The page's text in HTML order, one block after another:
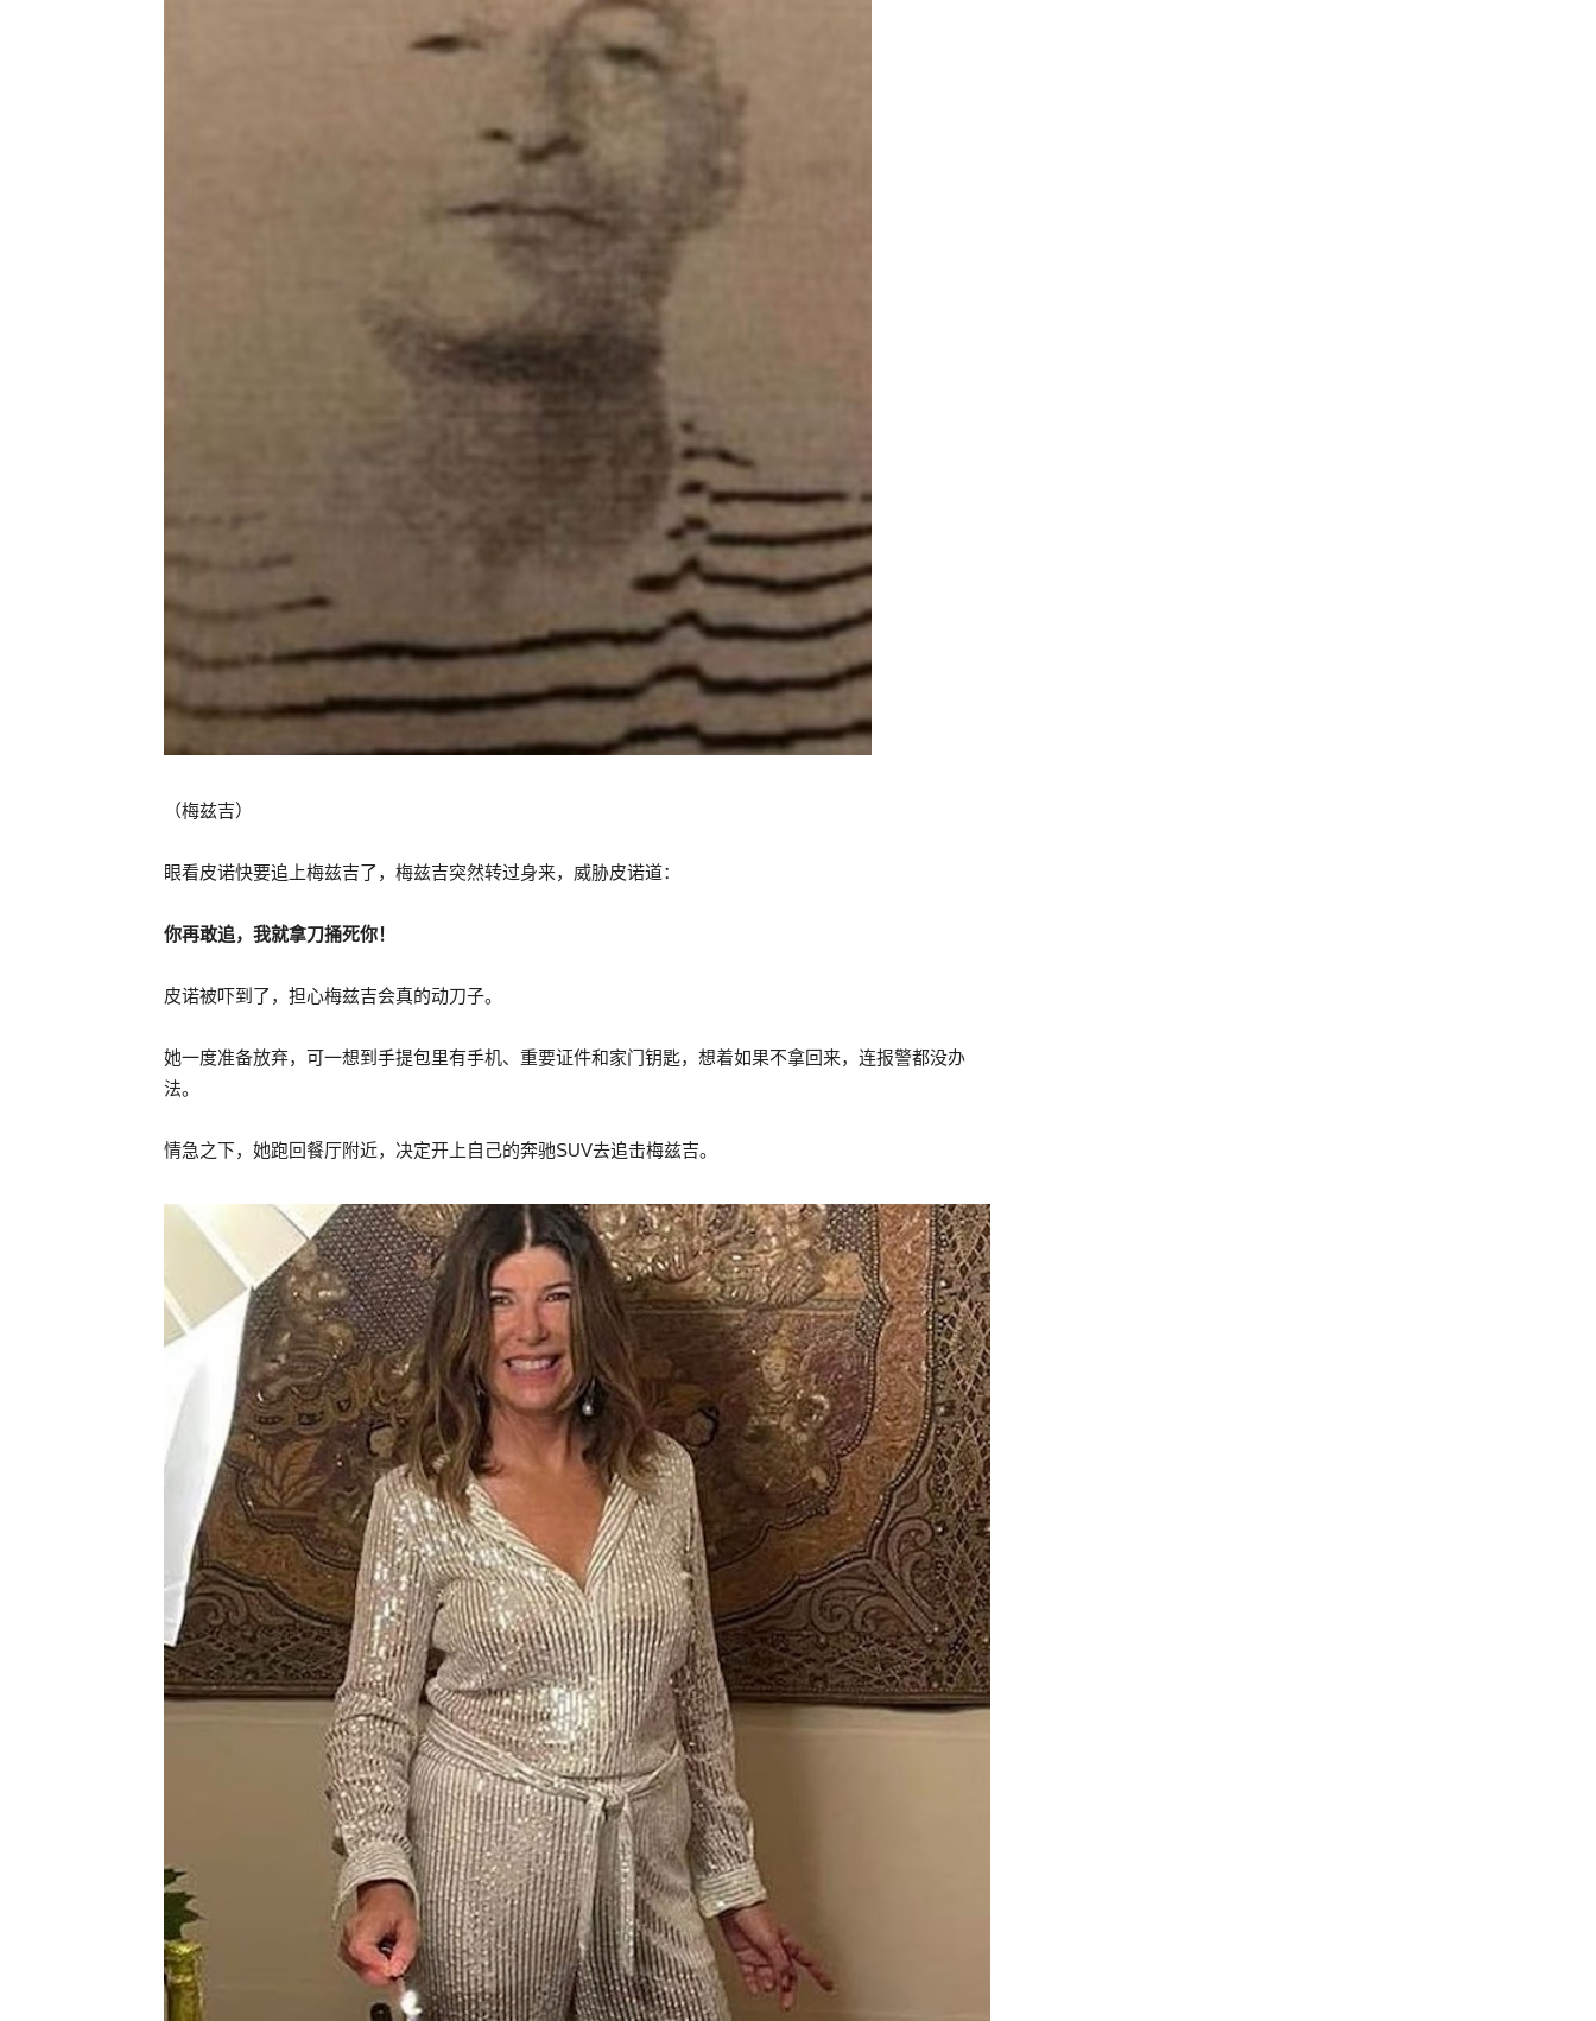
（梅兹吉）
眼看皮诺快要追上梅兹吉了，梅兹吉突然转过身来，威胁皮诺道：
你再敢追，我就拿刀捅死你！
皮诺被吓到了，担心梅兹吉会真的动刀子。
她一度准备放弃，可一想到手提包里有手机、重要证件和家门钥匙，想着如果不拿回来，连报警都没办
法。
情急之下，她跑回餐厅附近，决定开上自己的奔驰SUV去追击梅兹吉。